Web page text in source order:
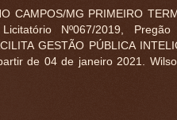
CAMPOS/MG PRIMEIRO
Nº067/2019, Pregão
GESTÃO PÚBLICA
de 04 de janeiro 2021.